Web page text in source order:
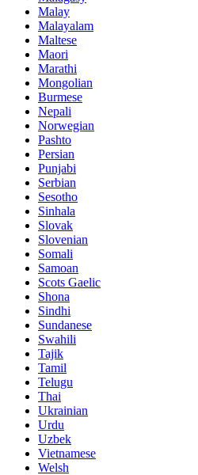
Malay
Malayalam
Maltese
Maori
Marathi
Mongolian
Burmese
Nepali
Norwegian
Pashto
Persian
Punjabi
Serbian
Sesotho
Sinhala
Slovak
Slovenian
Somali
Samoan
Scots Gaelic
Shona
Sindhi
Sundanese
Swahili
Tajik
Tamil
Telugu
Thai
Ukrainian
Urdu
Uzbek
Vietnamese
Welsh